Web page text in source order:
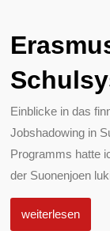
Einblicke in das
Jobshadowing in
Programms hatte
der Suonenjoen
weiterlesen